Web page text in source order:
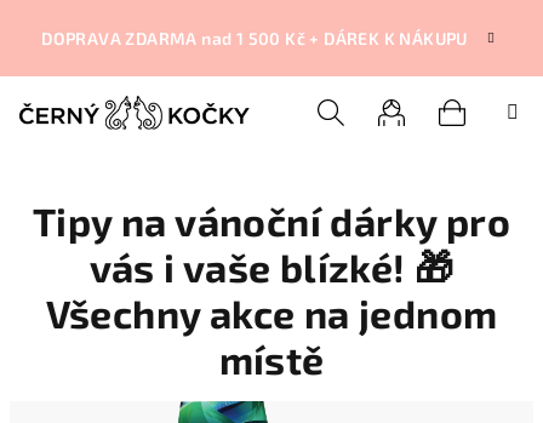
DOPRAVA ZDARMA nad 1 500 Kč + DÁREK K NÁKUPU
košík
Tipy na vánoční dárky pro
vás i vaše blízké! 🎁
Všechny akce na jednom
místě